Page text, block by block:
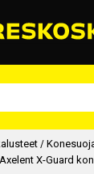
/
X-Guard